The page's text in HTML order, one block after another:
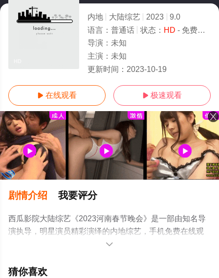
内地 大陆综艺 2023
9.0
语言： 普通话 状态： HD - 免费在线观看
导演： 未知
主演： 未知
更新时间： 2023-10-19
 在线观看  极速观看
剧情介绍 我要评分
西瓜影院大陆综艺《2023河南春节晚会》是一部由知名导
演执导，明星演员精彩演绎的内地综艺，手机免费在线观
看高清未删减完整版综艺节目就上西瓜影视，更多相关信

猜你喜欢